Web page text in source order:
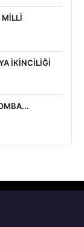
MİLLİ
İKİNCİLİĞİ